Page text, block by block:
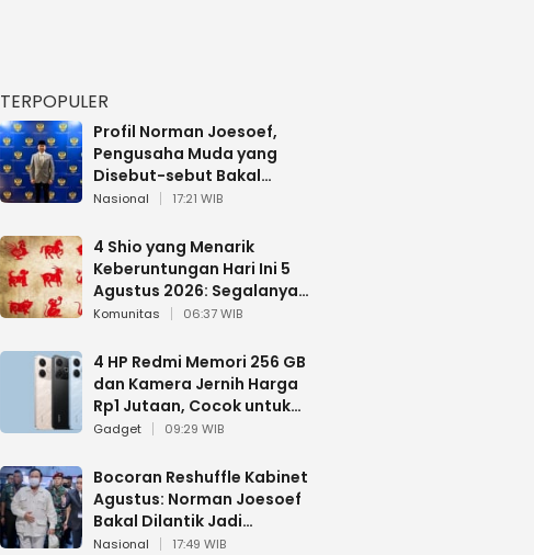
TERPOPULER
Profil Norman Joesoef,
Pengusaha Muda yang
Disebut-sebut Bakal
Dilantik Jadi Wamenhan RI
Nasional 17:21 WIB
4 Shio yang Menarik
Keberuntungan Hari Ini 5
Agustus 2026: Segalanya
Berjalan Lancar
Komunitas 06:37 WIB
4 HP Redmi Memori 256 GB
dan Kamera Jernih Harga
Rp1 Jutaan, Cocok untuk
Multitasking
Gadget 09:29 WIB
Bocoran Reshuffle Kabinet
Agustus: Norman Joesoef
Bakal Dilantik Jadi
Wamenhan RI
Nasional 17:49 WIB